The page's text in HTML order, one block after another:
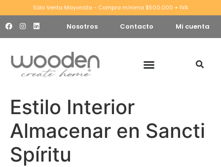
Sólo Venta Mayorista - Compra mínima $500.000 + IVA
Nosotros Contacto Mi cuenta
Estilo Interior
Almacenar en Sancti
Spíritu